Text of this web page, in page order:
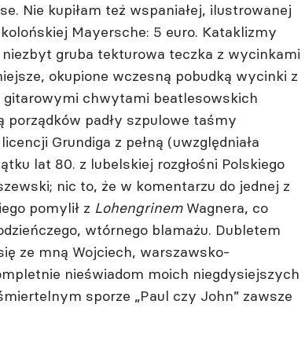
Nie kupiłam też wspaniałej, ilustrowanej
Mayersche: 5 euro. Kataklizmy
gruba tekturowa teczka z wycinkami
okupione wczesną pobudką wycinki z
gitarowymi chwytami beatlesowskich
porządków padły szpulowe taśmy
Grundiga z pełną (uwzględniała
lat 80. z lubelskiej rozgłośni Polskiego
nic to, że w komentarzu do jednej z
pomylił z LohengrinemWagnera, co
wtórnego blamażu. Dubletem
ze mną Wojciech, warszawsko-
nieświadom moich niegdysiejszych
sporze „Paul czy John” zawsze